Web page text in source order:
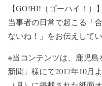
【GO!HI!（ゴーハイ！）
当事者の日常で起こる「
ないね！」をお伝えしてい
※当コンテンツは、鹿児
新聞」様にて2017年10月